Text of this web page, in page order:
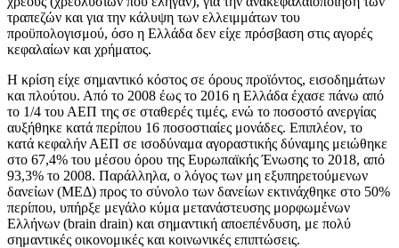
τραπεζών και για την κάλυψη των ελλειμμάτων του
προϋπολογισμού, όσο η Ελλάδα δεν είχε πρόσβαση στις αγορές
κεφαλαίων και χρήματος.
Η κρίση είχε σημαντικό κόστος σε όρους προϊόντος, εισοδημάτων
και πλούτου. Από το 2008 έως το 2016 η Ελλάδα έχασε πάνω από
το 1/4 του ΑΕΠ της σε σταθερές τιμές, ενώ το ποσοστό ανεργίας
αυξήθηκε κατά περίπου 16 ποσοστιαίες μονάδες. Επιπλέον, το
κατά κεφαλήν ΑΕΠ σε ισοδύναμα αγοραστικής δύναμης μειώθηκε
στο 67,4% του μέσου όρου της Ευρωπαϊκής Ένωσης το 2018, από
93,3% το 2008. Παράλληλα, ο λόγος των μη εξυπηρετούμενων
δανείων (ΜΕΔ) προς το σύνολο των δανείων εκτινάχθηκε στο 50%
περίπου, υπήρξε μεγάλο κύμα μετανάστευσης μορφωμένων
Ελλήνων (brain drain) και σημαντική αποεπένδυση, με πολύ
σημαντικές οικονομικές και κοινωνικές επιπτώσεις.